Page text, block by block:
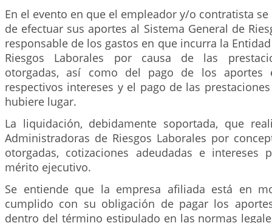
En el evento en que el empleador y/o contratista
de efectuar sus aportes al Sistema General de
responsable de los gastos en que incurra la
Riesgos Laborales por causa de las
otorgadas, así como del pago de los aportes
respectivos intereses y el pago de las
hubiere lugar.
La liquidación, debidamente soportada, que
Administradoras de Riesgos Laborales por
otorgadas, cotizaciones adeudadas e intereses
mérito ejecutivo.
Se entiende que la empresa afiliada está en
cumplido con su obligación de pagar los
dentro del término estipulado en las normas